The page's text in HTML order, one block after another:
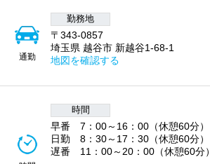
通勤
勤務地
〒343-0857
埼玉県 越谷市 新越谷1-68-1
地図を確認する
時間
早番 7：00～16：00（休憩60分）
日勤 8：30～17：30（休憩60分）
遅番 11：00～20：00（休憩60分）